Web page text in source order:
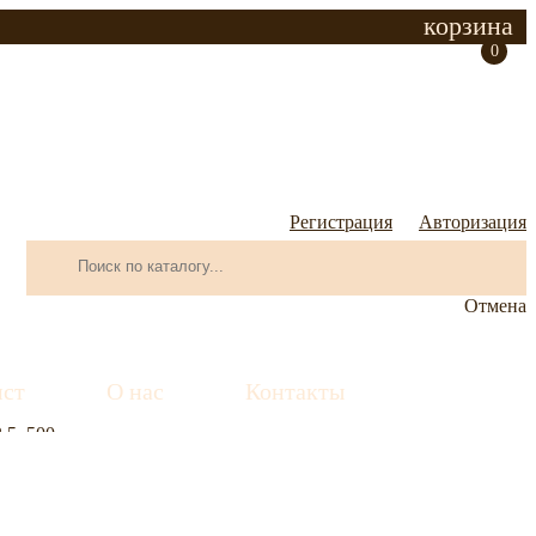
Регистрация Авторизация
Отмена
О нас Контакты
корзина
0
500